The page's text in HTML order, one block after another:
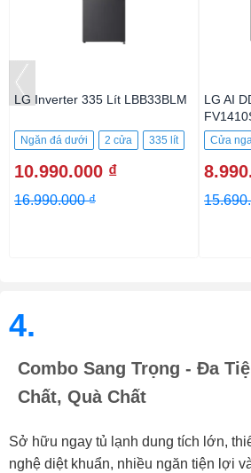
LG Inverter 335 Lít LBB33BLM
Ngăn đá dưới 2 cửa 335 lít
10.990.000 ₫
16.990.000 ₫
LG AI
Cửa
10Kg
4.
Combo Sang Trọng - Đa
Chất, Quà Chất
Sở hữu ngay tủ lạnh dung tích lớn,
nghệ diệt khuẩn, nhiều ngăn tiện lợi